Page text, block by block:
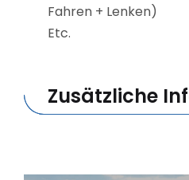
Fahren + Lenken)
Etc.
Zusätzliche